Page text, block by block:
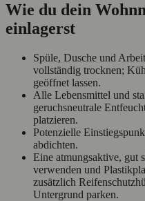
Wie du dein
einlagerst
Spüle, Dusche und
vollständig trocknen;
geöffnet lassen.
Alle Lebensmittel und
geruchsneutrale
platzieren.
Potenzielle
abdichten.
Eine atmungsaktive, gut
verwenden und
zusätzlich
Untergrund parken.